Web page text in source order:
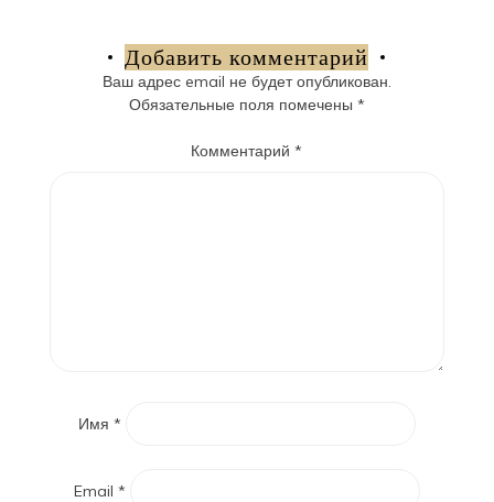
записям
Добавить комментарий
Ваш адрес email не будет опубликован.
Обязательные поля помечены *
Комментарий*
Имя *
Email *